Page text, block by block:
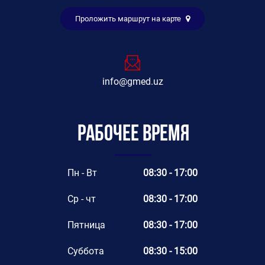
Проложить маршрут на карте
info@gmed.uz
Рабочее время
Пн - Вт 08:30 - 17:00
Ср - чт 08:30 - 17:00
Пятница 08:30 - 17:00
Суббота 08:30 - 15:00